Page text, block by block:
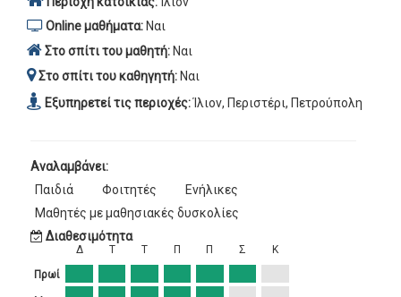
Online μαθήματα: Ναι
Στο σπίτι του μαθητή: Ναι
Στο σπίτι του καθηγητή: Ναι
Εξυπηρετεί τις περιοχές:Ίλιον, Περιστέρι, Πετρούπολη
Αναλαμβάνει:
Παιδιά
Φοιτητές
Ενήλικες
Μαθητές με μαθησιακές δυσκολίες
Διαθεσιμότητα
Πρωί
Δ Τ Τ Π Π Σ Κ